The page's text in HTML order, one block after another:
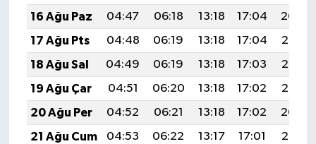
16 Ağu Paz
04:47 06:18 13:18 17:04
20:09
17 Ağu Pts
04:48 06:19 13:18 17:04
20:08
18 Ağu Sal
04:49 06:19 13:18 17:03
20:07
19 Ağu Çar
04:51 06:20 13:18 17:02
20:05
20 Ağu Per
04:52 06:21 13:18 17:02
20:04
21 Ağu Cum
04:53 06:22 13:17 17:01
20:03